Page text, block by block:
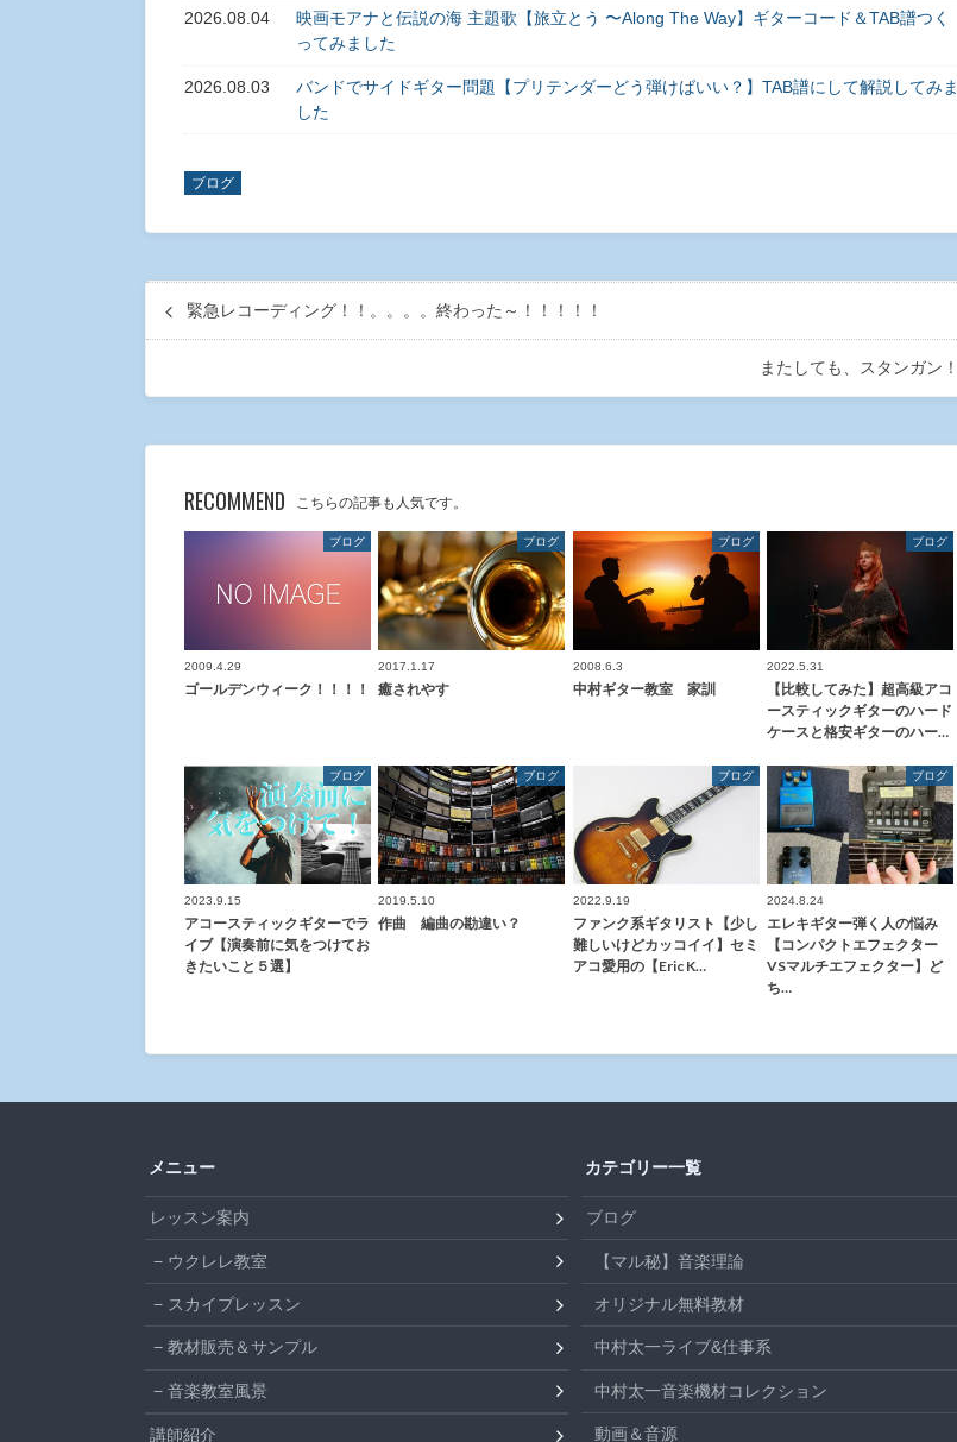
2026.08.04
映画モアナと伝説の海 主題歌【旅立とう 〜Along The Way】ギターコード＆TAB譜つく
ってみました
2026.08.03
バンドでサイドギター問題【プリテンダーどう弾けばいい？】TAB譜にして解説してみま
した
ブログ
緊急レコーディング！！。。。。終わった～！！！！！
またしても、スタンガン！
RECOMMEND こちらの記事も人気です。
ブログ
2009.4.29
ゴールデンウィーク！！！！
ブログ
2017.1.17
癒されやす
ブログ
2008.6.3
中村ギター教室 家訓
ブログ
2022.5.31
【比較してみた】超高級アコ
ースティックギターのハード
ケースと格安ギターのハー…
ブログ
2023.9.15
アコースティックギターでラ
イブ【演奏前に気をつけてお
きたいこと５選】
ブログ
2019.5.10
作曲 編曲の勘違い？
ブログ
2022.9.19
ファンク系ギタリスト【少し
難しいけどカッコイイ】セミ
アコ愛用の【Eric K…
ブログ
2024.8.24
エレキギター弾く人の悩み
【コンパクトエフェクター
VSマルチエフェクター】ど
ち…
メニュー
レッスン案内
ウクレレ教室
スカイプレッスン
教材販売＆サンプル
音楽教室風景
講師紹介
カテゴリー一覧
ブログ
【マル秘】音楽理論
オリジナル無料教材
中村太一ライブ&仕事系
中村太一音楽機材コレクション
動画＆音源